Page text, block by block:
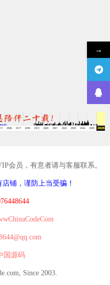
会员，有意者请与客服联系。
铺，谨防上当受骗！
国源码
Since 2003.
→